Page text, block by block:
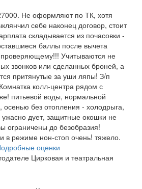
Не оформляют по ТК, хотя
себе наконец договор, стоит
складывается из почасовки -
баллы после вычета
проверяющему!!! Учитываются не
звонков или сделанных броней, а
притянутые за уши ляпы! З/п
колл-центра рядом с
питьевой воды, нормальной
осенью без отопления - холодрыга,
ужасно дует, защитные окошки не
ограничены до безобразия!
в режиме нон-стоп очень! тяжело.
оценки
Цирковая и театральная